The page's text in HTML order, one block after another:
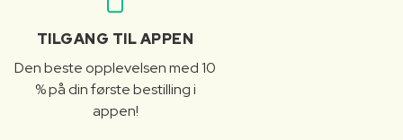
TILGANG TIL APPEN
Den beste opplevelsen med 10
% på din første bestilling i
appen!